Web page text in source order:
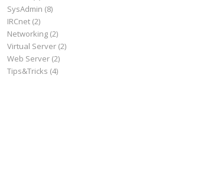
SysAdmin (8)
IRCnet (2)
Networking (2)
Virtual Server (2)
Web Server (2)
Tips&Tricks (4)